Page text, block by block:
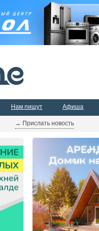
→ Прислать новость
Нам пишут Афиша